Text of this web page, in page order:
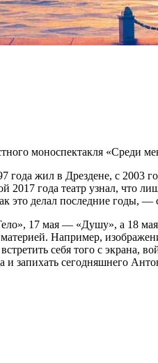
моноспектакля «Среди
жил в Дрездене, с 2003
года театр узнал, что
это делал последние годы, —
17 мая — «Душу», а 18 мая
Например,
себя того с
запихать сегодняшнего